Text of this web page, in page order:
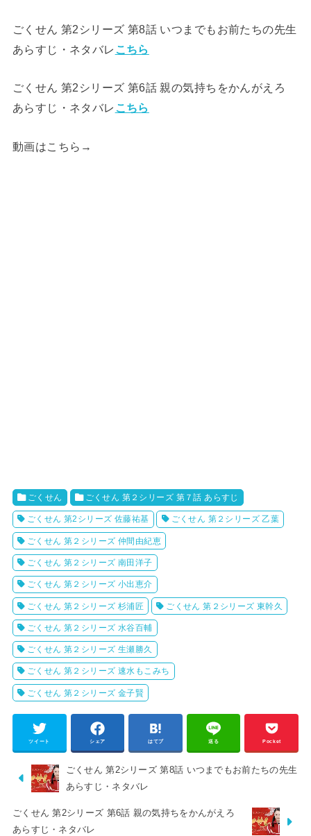
ごくせん 第2シリーズ 第8話 いつまでもお前たちの先生
あらすじ・ネタバレ こちら
ごくせん 第2シリーズ 第6話 親の気持ちをかんがえろ
あらすじ・ネタバレ こちら
動画はこちら→
ごくせん ごくせん 第２シリーズ 第７話 あらすじ
ごくせん 第2シリーズ 佐藤祐基 ごくせん 第２シリーズ 乙葉
ごくせん 第２シリーズ 仲間由紀恵
ごくせん 第２シリーズ 南田洋子
ごくせん 第２シリーズ 小出恵介
ごくせん 第２シリーズ 杉浦匠 ごくせん 第２シリーズ 東幹久
ごくせん 第２シリーズ 水谷百輔
ごくせん 第２シリーズ 生瀬勝久
ごくせん 第２シリーズ 速水もこみち
ごくせん 第２シリーズ 金子賢
ツイート シェア はてブ 送る Pocket
ごくせん 第2シリーズ 第8話 いつまでもお前たちの先生
あらすじ・ネタバレ
ごくせん 第2シリーズ 第6話 親の気持ちをかんがえろ
あらすじ・ネタバレ